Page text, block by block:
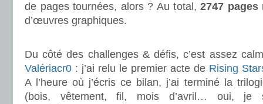
de pages tournées, alors ? Au total,2747 pages
d’œuvres graphiques.
Du côté des challenges & défis, c’est assez
Valériacr0 : j’ai relu le premier acte de Rising
A l’heure où j’écris ce bilan, j’ai terminé la
(bois, vêtement, fil, mois d’avril… oui, je